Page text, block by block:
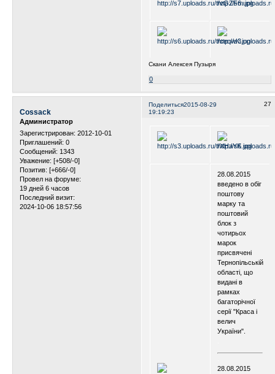
Скани Алексея Пузыря
0
Поделиться 27
2015-08-29
19:19:23
Cossack
Администратор
Зарегистрирован: 2012-10-01
Приглашений: 0
Сообщений: 1343
Уважение: [+508/-0]
Позитив: [+666/-0]
Провел на форуме:
19 дней 6 часов
Последний визит:
2024-10-06 18:57:56
28.08.2015
введено в обіг
поштову
марку та
поштовий
блок з
чотирьох
марок
присвячені
Тернопільській
області, що
видані в
рамках
багаторічної
серії "Краса і
велич
України".
28.08.2015